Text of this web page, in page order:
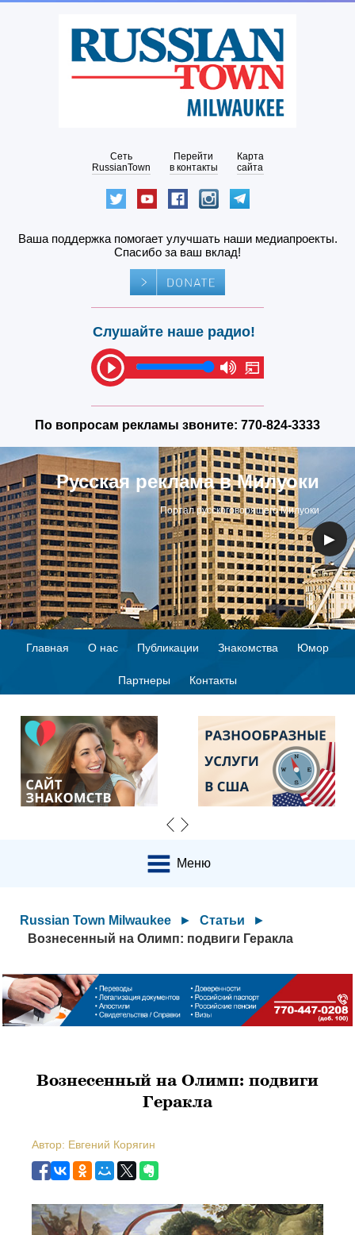
Сеть
RussianTown
Перейти
в контакты
Карта
сайта
Ваша поддержка помогает улучшать наши медиапроекты.
Спасибо за ваш вклад!
Слушайте наше радио!
По вопросам рекламы звоните: 770-824-3333
Русская реклама в Милуоки
Портал русскоговорящего Милуоки
◀ ▶
Главная О нас Публикации Знакомства Юмор
Партнеры Контакты
Меню
Russian Town Milwaukee ► Статьи
►
Вознесенный на Олимп: подвиги Геракла
Вознесенный на Олимп: подвиги
Геракла
Автор: Евгений Корягин